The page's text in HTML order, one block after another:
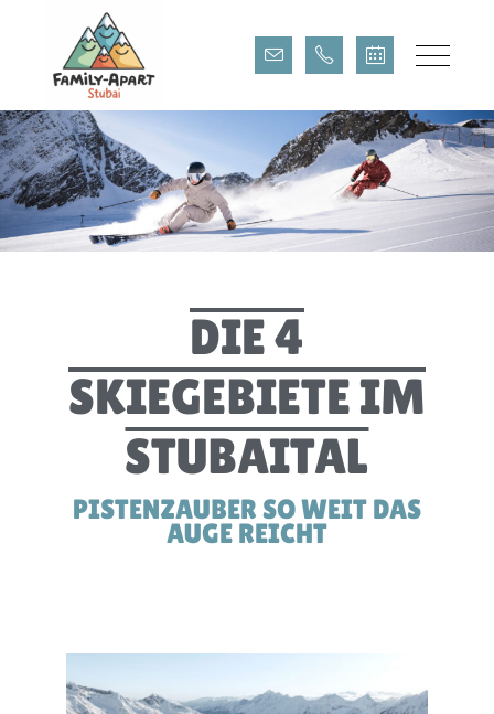
SKIGEBIETE STUBAITAL
DIE 4
SKIEGEBIETE IM
STUBAITAL
PISTENZAUBER SO WEIT DAS
AUGE REICHT​